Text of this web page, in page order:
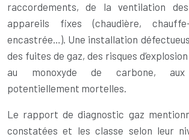
raccordements, de la ventilation
appareils fixes (chaudière,
encastrée…). Une installation
des fuites de gaz, des risques
au monoxyde de carbone, aux
potentiellement mortelles.
Le rapport de diagnostic gaz
constatées et les classe selon leur